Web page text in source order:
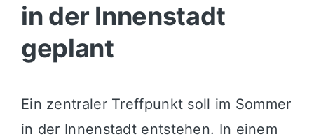
in der Innenstadt
geplant
Ein zentraler Treffpunkt soll im Sommer
in der Innenstadt entstehen. In einem